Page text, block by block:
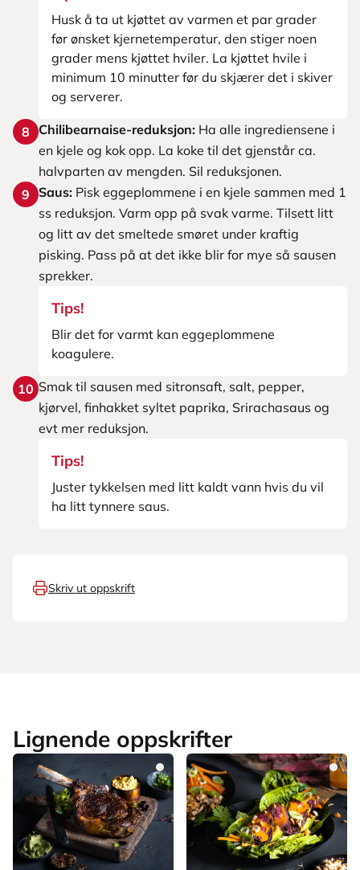
Husk å ta ut kjøttet av varmen et par grader
før ønsket kjernetemperatur, den stiger noen
grader mens kjøttet hviler. La kjøttet hvile i
minimum 10 minutter før du skjærer det i skiver
og serverer.
8 Chilibearnaise-reduksjon: Ha alle ingrediensene i
en kjele og kok opp. La koke til det gjenstår ca.
halvparten av mengden. Sil reduksjonen.
9 Saus: Pisk eggeplommene i en kjele sammen med 1
ss reduksjon. Varm opp på svak varme. Tilsett litt
og litt av det smeltede smøret under kraftig
pisking. Pass på at det ikke blir for mye så sausen
sprekker.
Tips!
Blir det for varmt kan eggeplommene
koagulere.
10 Smak til sausen med sitronsaft, salt, pepper,
kjørvel, finhakket syltet paprika, Srirachasaus og
evt mer reduksjon.
Tips!
Juster tykkelsen med litt kaldt vann hvis du vil
ha litt tynnere saus.
Skriv ut oppskrift
Lignende oppskrifter